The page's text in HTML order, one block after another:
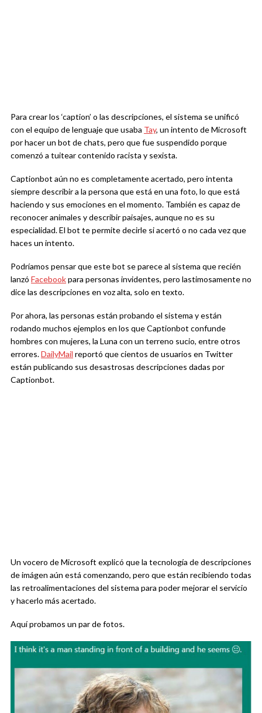
Para crear los ‘caption’ o las descripciones, el sistema se unificó
con el equipo de lenguaje que usaba Tay, un intento de Microsoft
por hacer un bot de chats, pero que fue suspendido porque
comenzó a tuitear contenido racista y sexista.
Captionbot aún no es completamente acertado, pero intenta
siempre describir a la persona que está en una foto, lo que está
haciendo y sus emociones en el momento. También es capaz de
reconocer animales y describir paisajes, aunque no es su
especialidad. El bot te permite decirle si acertó o no cada vez que
haces un intento.
Podríamos pensar que este bot se parece al sistema que recién
lanzó Facebookpara personas invidentes, pero lastimosamente no
dice las descripciones en voz alta, solo en texto.
Por ahora, las personas están probando el sistema y están
rodando muchos ejemplos en los que Captionbot confunde
hombres con mujeres, la Luna con un terreno sucio, entre otros
errores.DailyMail reportó que cientos de usuarios en Twitter
están publicando sus desastrosas descripciones dadas por
Captionbot.
Un vocero de Microsoft explicó que la tecnología de descripciones
de imágen aún está comenzando, pero que están recibiendo todas
las retroalimentaciones del sistema para poder mejorar el servicio
y hacerlo más acertado.
Aquí probamos un par de fotos.